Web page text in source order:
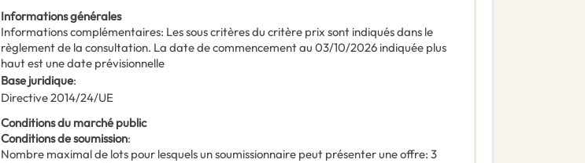
Informations générales
Informations complémentaires: Les sous critères du critère prix sont indiqués dans le
règlement de la consultation. La date de commencement au 03/10/2026 indiquée plus
haut est une date prévisionnelle
Base juridique:
Directive 2014/24/UE
Conditions du marché public
Conditions de soumission:
Nombre maximal de lots pour lesquels un soumissionnaire peut présenter une offre: 3